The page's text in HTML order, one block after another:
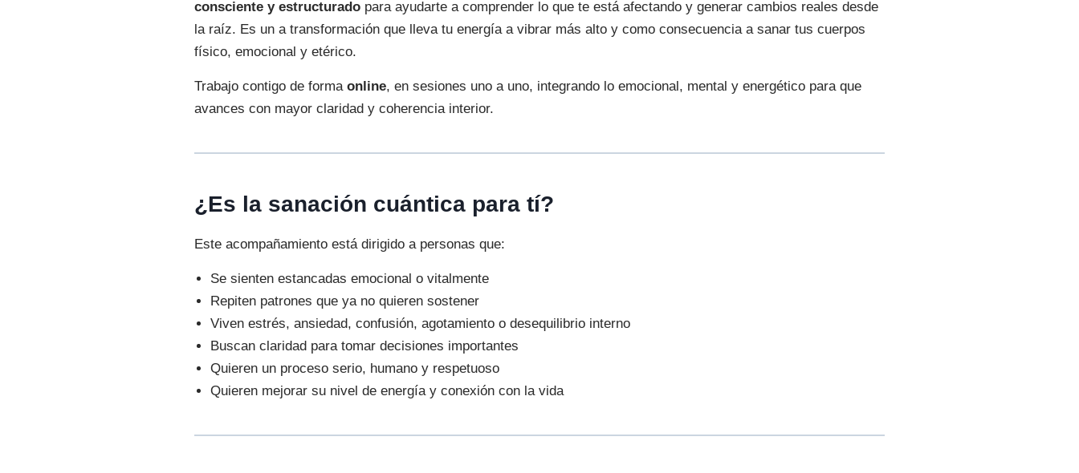
consciente y estructurado para ayudarte a comprender lo que te está afectando y generar cambios reales desde
la raíz. Es un a transformación que lleva tu energía a vibrar más alto y como consecuencia a sanar tus cuerpos
físico, emocional y etérico.
Trabajo contigo de forma online, en sesiones uno a uno, integrando lo emocional, mental y energético para que
avances con mayor claridad y coherencia interior.
¿Es la sanación cuántica para tí?
Este acompañamiento está dirigido a personas que:
Se sienten estancadas emocional o vitalmente
Repiten patrones que ya no quieren sostener
Viven estrés, ansiedad, confusión, agotamiento o desequilibrio interno
Buscan claridad para tomar decisiones importantes
Quieren un proceso serio, humano y respetuoso
Quieren mejorar su nivel de energía y conexión con la vida